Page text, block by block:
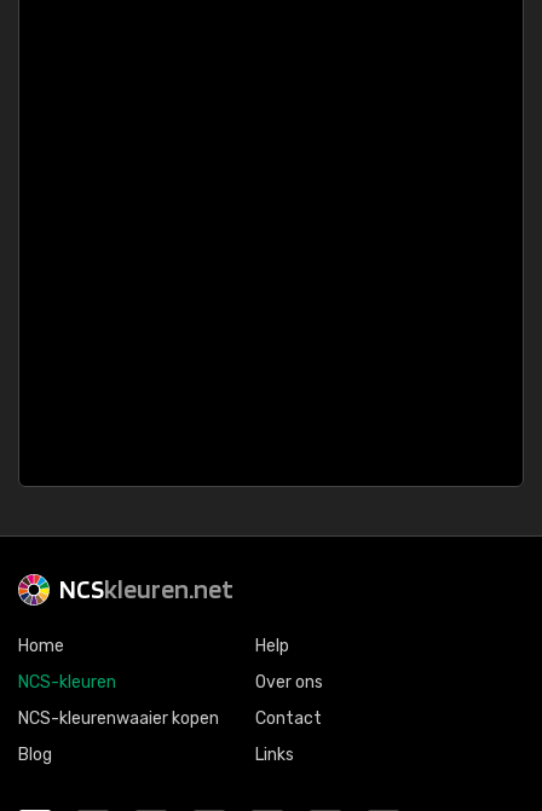
NCSkleuren.net
Home
NCS-kleuren
NCS-kleurenwaaier kopen
Blog
Help
Over ons
Contact
Links